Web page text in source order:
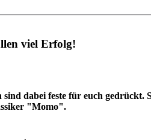
viel Erfolg!
dabei feste für euch gedrückt.
"Momo".